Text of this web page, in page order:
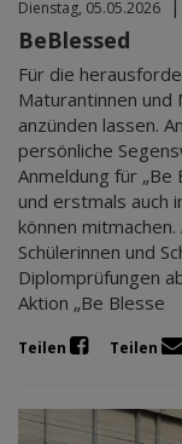
Dienstag, 05.05.2026 |
BeBlessed
Für die
Maturantinnen und
anzünden lassen.
persönliche
Anmeldung für
und erstmals auch
können
Schülerinnen und
Diplomprüfungen
Aktion „Be Blesse
Teilen Teilen